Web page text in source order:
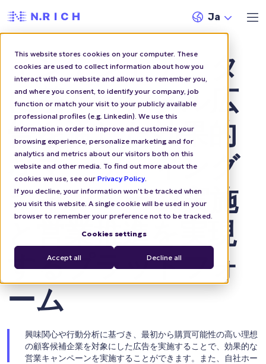
This website stores cookies on your computer. These
cookies are used to collect information about how you
interact with our website and allow us to remember you,
and where you consent, to identify your company, job
function or match your visit to your publicly available
professional profiles (e.g. Linkedin). We use this
information in order to improve and customize your
browsing experience, personalize marketing and for
analytics and metrics about our visitors both on this
website and other media. To find out more about the
cookies we use, see our Privacy Policy.
If you decline, your information won’t be tracked when
you visit this website. A single cookie will be used in your
browser to remember your preference not to be tracked.
Cookies settings
Accept all Decline all
Ja
インテントデータ
に基くデジタル広
告を通じた効果的
なマーケティング
キャンペーン実施
と営業推進を実現
するプラットフォ
ーム
興味関心や行動分析に基づき、最初から購買可能性の高い理想
の顧客候補企業を対象にした広告を実施することで、効果的な
営業キャンペーンを実施することができます。また、自社ホー